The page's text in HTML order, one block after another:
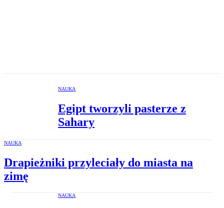
NAUKA
Egipt tworzyli pasterze z
Sahary
NAUKA
Drapieżniki przyleciały do miasta na
zimę
NAUKA